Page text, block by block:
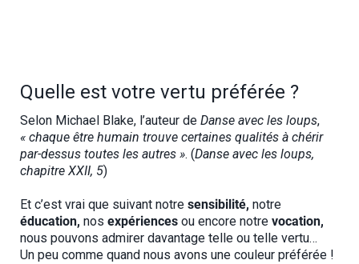
Quelle est votre vertu préférée ?
Selon Michael Blake, l’auteur de Danse avec les loups,
« chaque être humain trouve certaines qualités à chérir
par-dessus toutes les autres ». (Danse avec les loups,
chapitre XXII, 5)
Et c’est vrai que suivant notre sensibilité, notre
éducation, nos expériences ou encore notre vocation,
nous pouvons admirer davantage telle ou telle vertu…
Un peu comme quand nous avons une couleur préférée !